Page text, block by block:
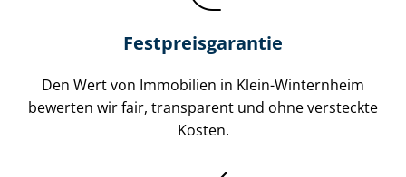
Festpreis​garantie
Den Wert von Immobilien in Klein-Winternheim
bewerten wir fair, transparent und ohne versteckte
Kosten.